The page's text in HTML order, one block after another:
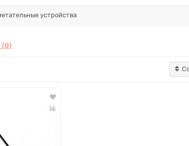
устройства
(0)